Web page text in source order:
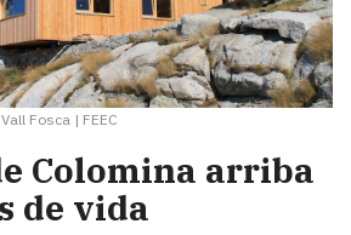
Fosca | FEEC
Colomina arriba
de vida